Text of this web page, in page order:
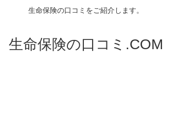
生命保険の口コミをご紹介します。
生命保険の口コミ.COM